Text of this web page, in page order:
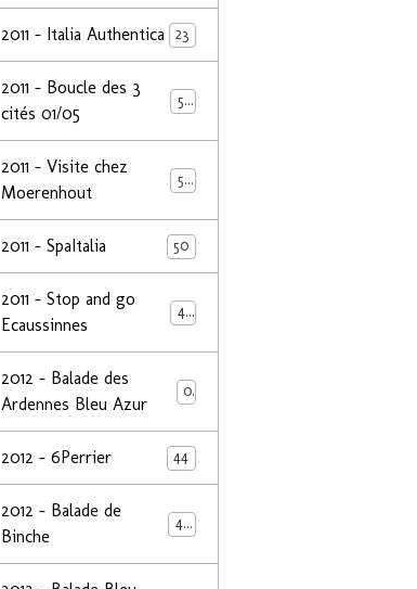
2011 - Italia Authentica 23
2011 - Boucle des 3
cités 01/05
50
2011 - Visite chez
Moerenhout
50
2011 - SpaItalia 50
2011 - Stop and go
Ecaussinnes
44
2012 - Balade des
Ardennes Bleu Azur
0
2012 - 6Perrier 44
2012 - Balade de
Binche
48